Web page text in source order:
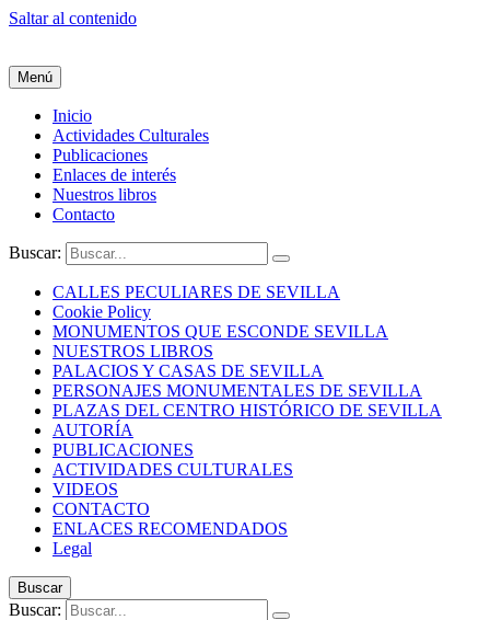
Saltar al contenido
Menú
Inicio
Actividades Culturales
Publicaciones
Enlaces de interés
Nuestros libros
Contacto
Buscar:
CALLES PECULIARES DE SEVILLA
Cookie Policy
MONUMENTOS QUE ESCONDE SEVILLA
NUESTROS LIBROS
PALACIOS Y CASAS DE SEVILLA
PERSONAJES MONUMENTALES DE SEVILLA
PLAZAS DEL CENTRO HISTÓRICO DE SEVILLA
AUTORÍA
PUBLICACIONES
ACTIVIDADES CULTURALES
VIDEOS
CONTACTO
ENLACES RECOMENDADOS
Legal
Buscar
Buscar: